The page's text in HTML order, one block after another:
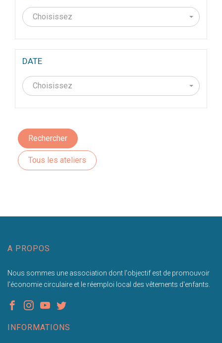
Choisissez
DATE
Choisissez
Rechercher
Tous les ateliers
A PROPOS
Nous sommes une association dont l'objectif est de promouvoir
l'économie circulaire et le réemploi local des vêtements d'enfants.
INFORMATIONS